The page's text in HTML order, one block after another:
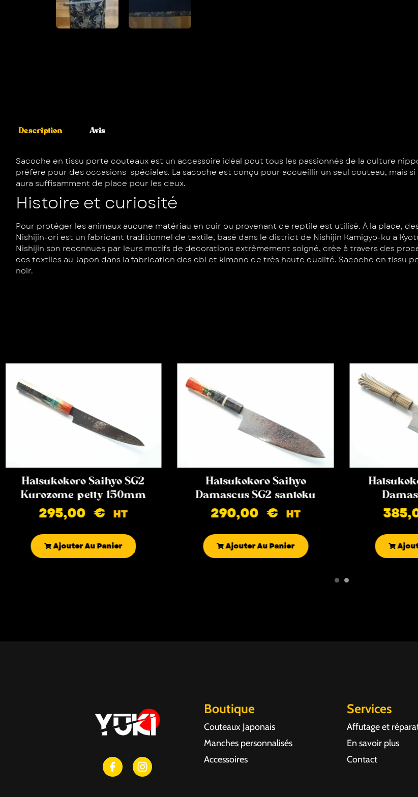
Description Avis
Sacoche en tissu porte couteaux est un accessoire idéal pout tous les passionnés de la culture
préfère pour des occasions spéciales. La sacoche est conçu pour accueillir un seul couteau, mais
aura suffisamment de place pour les deux.
Histoire et curiosité
Pour protéger les animaux aucune matériau en cuir ou provenant de reptile est utilisé. À la place,
Nishijin-ori est un fabricant traditionnel de textile, basé dans le district de Nishijin Kamigyo-ku a
Nishijin son reconnues par leurs motifs de decorations extrêmement soigné, crée à travers des
ces textiles au Japon dans la fabrication des obi et kimono de très haute qualité. Sacoche en tissu
noir.
Hatsukokoro Saihyo SG2
Kurozome petty 150mm
295,00€ HT
Ajouter Au Panier
Hatsukokoro Saihyo
Damascus SG2 santoku
290,00€ HT
Ajouter Au Panier
Boutique
Couteaux Japonais
Manches personnalisés
Accessoires
Services
Affutage et
En savoir plus
Contact